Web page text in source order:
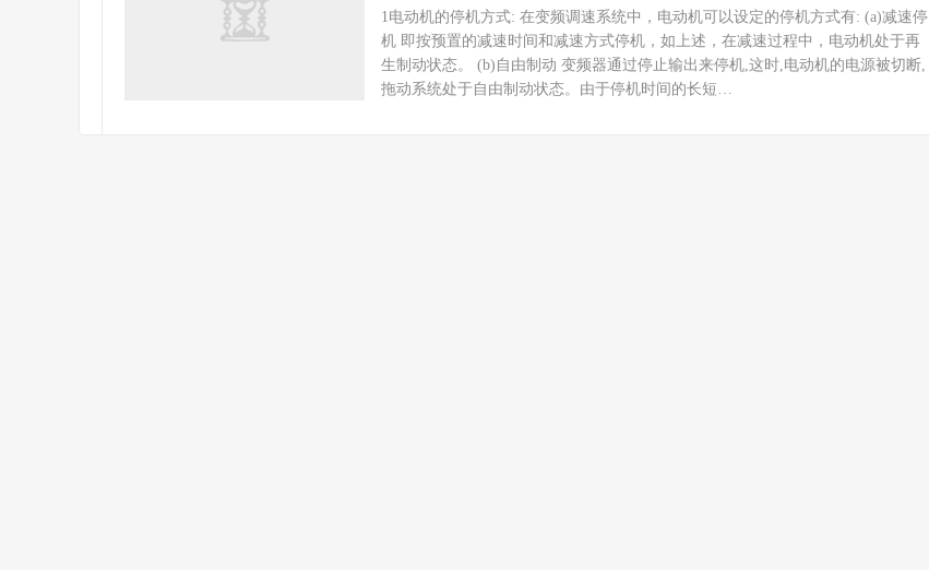
1电动机的停机方式: 在变频调速系统中，电动机可以设定的停机方式有: (a)减速停
机 即按预置的减速时间和减速方式停机，如上述，在减速过程中，电动机处于再
生制动状态。 (b)自由制动 变频器通过停止输出来停机,这时,电动机的电源被切断,
拖动系统处于自由制动状态。由于停机时间的长短…